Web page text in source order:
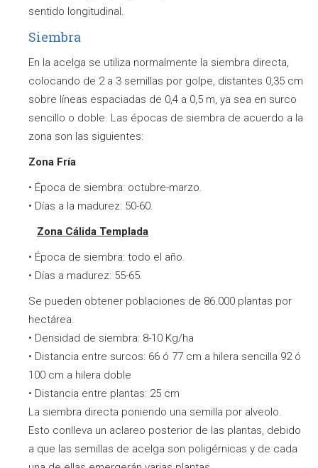
sentido longitudinal.
Siembra
En la acelga se utiliza normalmente la siembra directa,
colocando de 2 a 3 semillas por golpe, distantes 0,35 cm
sobre líneas espaciadas de 0,4 a 0,5 m, ya sea en surco
sencillo o doble. Las épocas de siembra de acuerdo a la
zona son las siguientes:
Zona Fría
• Época de siembra: octubre-marzo.
• Días a la madurez: 50-60.
Zona Cálida Templada
• Época de siembra: todo el año.
• Días a madurez: 55-65.
Se pueden obtener poblaciones de 86.000 plantas por
hectárea.
• Densidad de siembra: 8-10 Kg/ha
• Distancia entre surcos: 66 ó 77 cm a hilera sencilla 92 ó
100 cm a hilera doble
• Distancia entre plantas: 25 cm
La siembra directa poniendo una semilla por alveolo.
Esto conlleva un aclareo posterior de las plantas, debido
a que las semillas de acelga son poligérnicas y de cada